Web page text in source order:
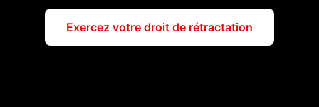
Exercez votre droit de rétractation